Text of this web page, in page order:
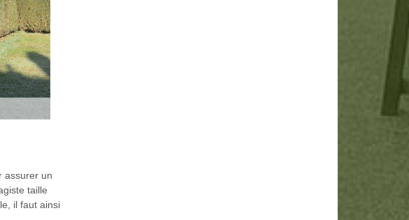
assurer un
taille
il faut ainsi